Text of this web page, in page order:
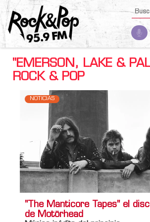
"EMERSON, LAKE &
ROCK & POP
NOTICIAS
"The Manticore Tapes" el
de Motörhead